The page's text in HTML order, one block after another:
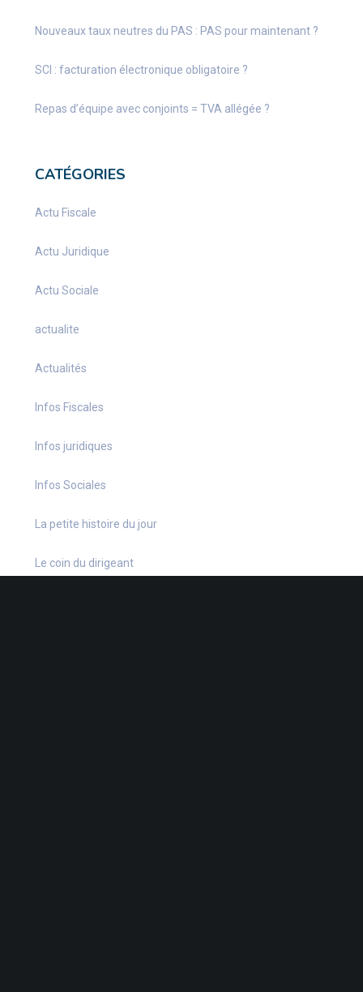
Nouveaux taux neutres du PAS : PAS pour maintenant ?
SCI : facturation électronique obligatoire ?
Repas d’équipe avec conjoints = TVA allégée ?
CATÉGORIES
Actu Fiscale
Actu Juridique
Actu Sociale
actualite
Actualités
Infos Fiscales
Infos juridiques
Infos Sociales
La petite histoire du jour
Le coin du dirigeant